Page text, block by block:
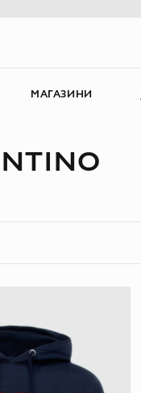
МАГАЗИНИ